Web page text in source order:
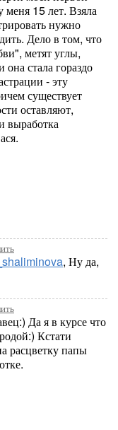
15 лет. Взяла
нужно
Дело в том, что
метят углы,
стала гораздо
- эту
существует
оставляют,
выработка
, Ну да,
Да я в курсе что
Кстати
расцветку папы